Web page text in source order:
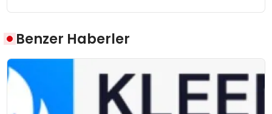
Benzer Haberler